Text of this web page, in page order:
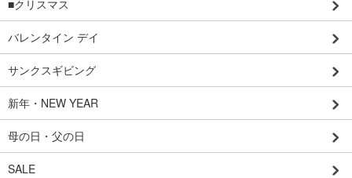
■クリスマス
バレンタイン デイ
サンクスギビング
新年・NEW YEAR
母の日・父の日
SALE